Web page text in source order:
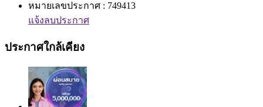
หมายเลขประกาศ : 749413
แจ้งลบประกาศ
ประกาศใกล้เคียง